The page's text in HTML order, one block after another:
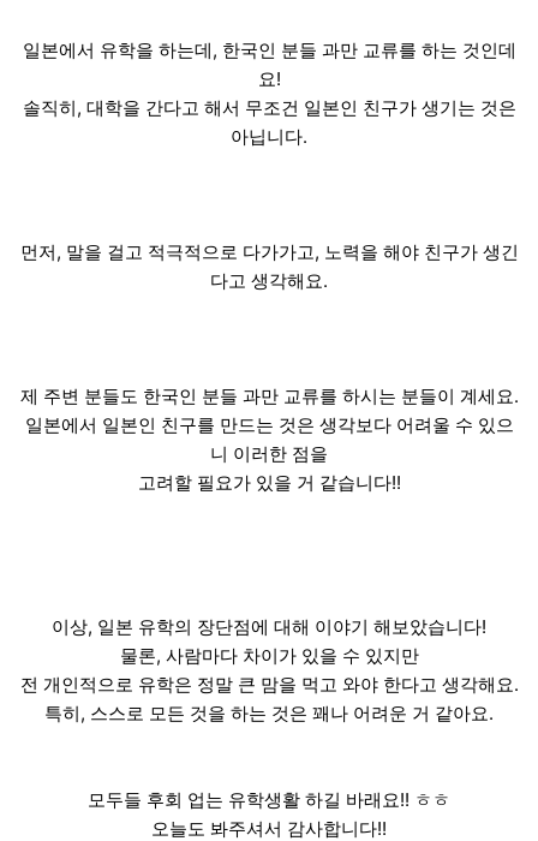
일본에서 유학을 하는데, 한국인 분들 과만 교류를 하는 것인데
요!
솔직히, 대학을 간다고 해서 무조건 일본인 친구가 생기는 것은
아닙니다.
먼저, 말을 걸고 적극적으로 다가가고, 노력을 해야 친구가 생긴
다고 생각해요.
제 주변 분들도 한국인 분들 과만 교류를 하시는 분들이 계세요.
일본에서 일본인 친구를 만드는 것은 생각보다 어려울 수 있으
니 이러한 점을
고려할 필요가 있을 거 같습니다!!
이상, 일본 유학의 장단점에 대해 이야기 해보았습니다!
물론, 사람마다 차이가 있을 수 있지만
전 개인적으로 유학은 정말 큰 맘을 먹고 와야 한다고 생각해요.
특히, 스스로 모든 것을 하는 것은 꽤나 어려운 거 같아요.
모두들 후회 업는 유학생활 하길 바래요!! ㅎㅎ
오늘도 봐주셔서 감사합니다!!